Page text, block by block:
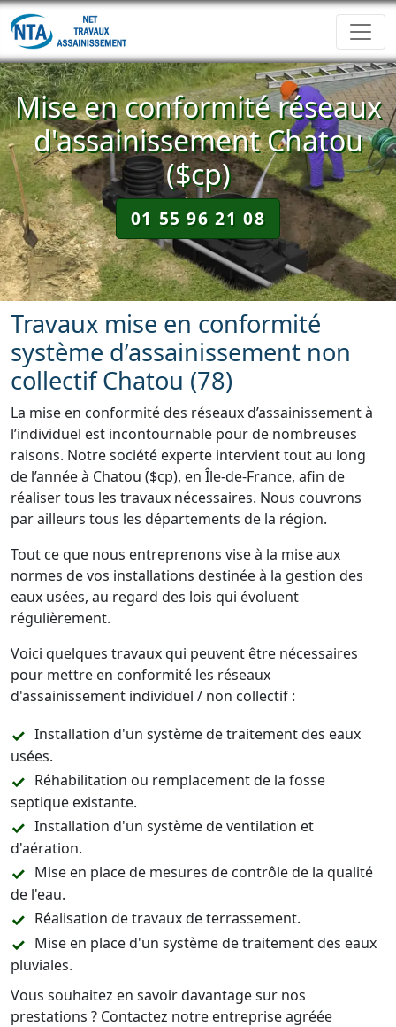
Mise en conformité réseaux
d'assainissement Chatou
($cp)
01 55 96 21 08
Travaux mise en conformité
système d’assainissement non
collectif Chatou (78)
La mise en conformité des réseaux d’assainissement à
l’individuel est incontournable pour de nombreuses
raisons. Notre société experte intervient tout au long
de l’année à Chatou ($cp), en Île-de-France, afin de
réaliser tous les travaux nécessaires. Nous couvrons
par ailleurs tous les départements de la région.
Tout ce que nous entreprenons vise à la mise aux
normes de vos installations destinée à la gestion des
eaux usées, au regard des lois qui évoluent
régulièrement.
Voici quelques travaux qui peuvent être nécessaires
pour mettre en conformité les réseaux
d'assainissement individuel / non collectif :
Installation d'un système de traitement des eaux
usées.
Réhabilitation ou remplacement de la fosse
septique existante.
Installation d'un système de ventilation et
d'aération.
Mise en place de mesures de contrôle de la qualité
de l'eau.
Réalisation de travaux de terrassement.
Mise en place d'un système de traitement des eaux
pluviales.
Vous souhaitez en savoir davantage sur nos
prestations ? Contactez notre entreprise agréée